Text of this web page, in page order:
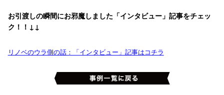
お引渡しの瞬間にお邪魔しました「インタビュー」記事をチェッ
ク！！↓↓
リノベのウラ側の話：「インタビュー」記事はコチラ